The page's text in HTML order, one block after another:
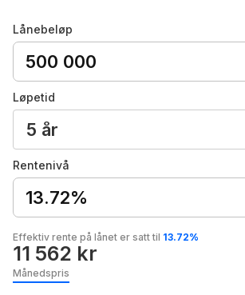
Lånebeløp
Løpetid
Rentenivå
13.72%
Effektiv rente på lånet er satt til 13.72%
11 562 kr
Månedspris